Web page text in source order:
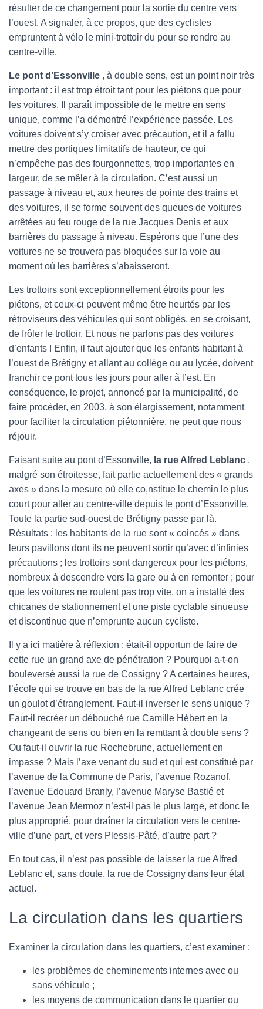
résulter de ce changement pour la sortie du centre vers
l’ouest. A signaler, à ce propos, que des cyclistes
empruntent à vélo le mini-trottoir du pour se rendre au
centre-ville.
Le pont d’Essonville , à double sens, est un point noir très
important : il est trop étroit tant pour les piétons que pour
les voitures. Il paraît impossible de le mettre en sens
unique, comme l’a démontré l’expérience passée. Les
voitures doivent s’y croiser avec précaution, et il a fallu
mettre des portiques limitatifs de hauteur, ce qui
n’empêche pas des fourgonnettes, trop importantes en
largeur, de se mêler à la circulation. C’est aussi un
passage à niveau et, aux heures de pointe des trains et
des voitures, il se forme souvent des queues de voitures
arrêtées au feu rouge de la rue Jacques Denis et aux
barrières du passage à niveau. Espérons que l’une des
voitures ne se trouvera pas bloquées sur la voie au
moment où les barrières s’abaisseront.
Les trottoirs sont exceptionnellement étroits pour les
piétons, et ceux-ci peuvent même être heurtés par les
rétroviseurs des véhicules qui sont obligés, en se croisant,
de frôler le trottoir. Et nous ne parlons pas des voitures
d’enfants ! Enfin, il faut ajouter que les enfants habitant à
l’ouest de Brétigny et allant au collège ou au lycée, doivent
franchir ce pont tous les jours pour aller à l’est. En
conséquence, le projet, annoncé par la municipalité, de
faire procéder, en 2003, à son élargissement, notamment
pour faciliter la circulation piétonnière, ne peut que nous
réjouir.
Faisant suite au pont d’Essonville, la rue Alfred Leblanc ,
malgré son étroitesse, fait partie actuellement des « grands
axes » dans la mesure où elle co,nstitue le chemin le plus
court pour aller au centre-ville depuis le pont d’Essonville.
Toute la partie sud-ouest de Brétigny passe par là.
Résultats : les habitants de la rue sont « coincés » dans
leurs pavillons dont ils ne peuvent sortir qu’avec d’infinies
précautions ; les trottoirs sont dangereux pour les piétons,
nombreux à descendre vers la gare ou à en remonter ; pour
que les voitures ne roulent pas trop vite, on a installé des
chicanes de stationnement et une piste cyclable sinueuse
et discontinue que n’emprunte aucun cycliste.
Il y a ici matière à réflexion : était-il opportun de faire de
cette rue un grand axe de pénétration ? Pourquoi a-t-on
bouleversé aussi la rue de Cossigny ? A certaines heures,
l’école qui se trouve en bas de la rue Alfred Leblanc crée
un goulot d’étranglement. Faut-il inverser le sens unique ?
Faut-il recréer un débouché rue Camille Hébert en la
changeant de sens ou bien en la remttant à double sens ?
Ou faut-il ouvrir la rue Rochebrune, actuellement en
impasse ? Mais l’axe venant du sud et qui est constitué par
l’avenue de la Commune de Paris, l’avenue Rozanof,
l’avenue Edouard Branly, l’avenue Maryse Bastié et
l’avenue Jean Mermoz n’est-il pas le plus large, et donc le
plus approprié, pour draîner la circulation vers le centre-
ville d’une part, et vers Plessis-Pâté, d’autre part ?
En tout cas, il n’est pas possible de laisser la rue Alfred
Leblanc et, sans doute, la rue de Cossigny dans leur état
actuel.
La circulation dans les quartiers
Examiner la circulation dans les quartiers, c’est examiner :
les problèmes de cheminements internes avec ou
sans véhicule ;
les moyens de communication dans le quartier ou